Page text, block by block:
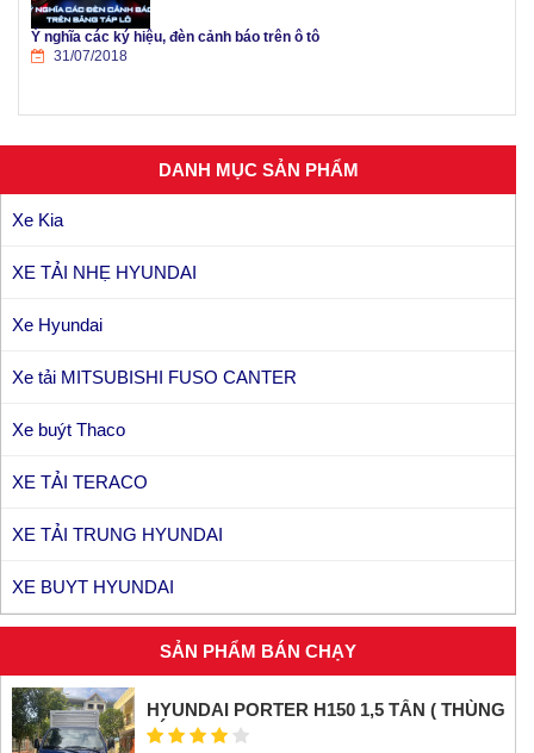
Ý nghĩa các ký hiệu, đèn cảnh báo trên ô tô
31/07/2018
DANH MỤC SẢN PHẨM
Xe Kia
XE TẢI NHẸ HYUNDAI
Xe Hyundai
Xe tải MITSUBISHI FUSO CANTER
Xe buýt Thaco
XE TẢI TERACO
XE TẢI TRUNG HYUNDAI
XE BUYT HYUNDAI
SẢN PHẨM BÁN CHẠY
HYUNDAI PORTER H150 1,5 TẤN ( THÙNG
KÍN INOX)